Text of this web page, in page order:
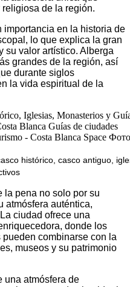
de la región.
importancia en la historia de
lo que explica la gran
su valor artístico. Alberga
grandes de la región, así
durante siglos
la vida espiritual de la
histórico, casco antiguo,
la pena no solo por su
atmósfera auténtica,
ciudad ofrece una
donde los
combinarse con la
museos y su patrimonio
una atmósfera de